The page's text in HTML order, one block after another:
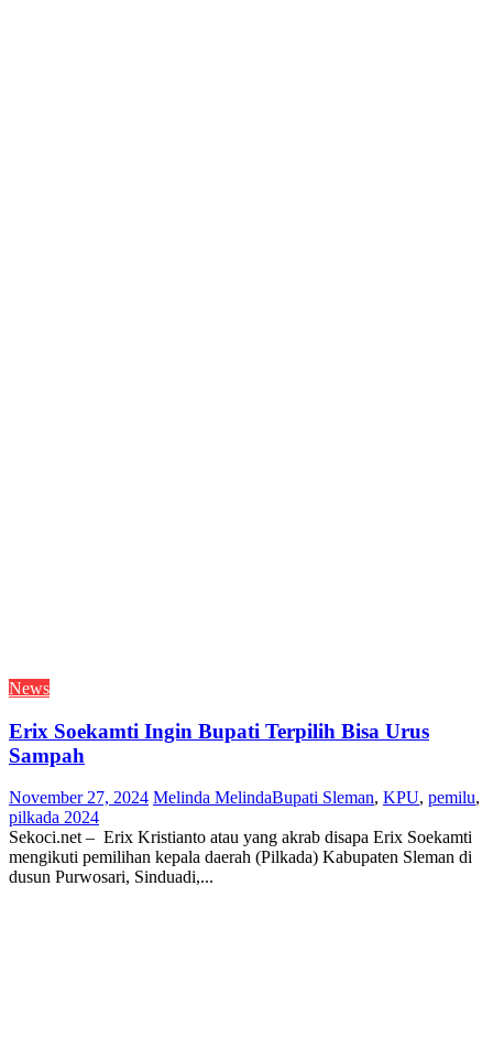
News
Erix Soekamti Ingin Bupati Terpilih Bisa Urus
Sampah
November 27, 2024 Melinda MelindaBupati Sleman, KPU, pemilu,
pilkada 2024
Sekoci.net – Erix Kristianto atau yang akrab disapa Erix Soekamti
mengikuti pemilihan kepala daerah (Pilkada) Kabupaten Sleman di
dusun Purwosari, Sinduadi,...